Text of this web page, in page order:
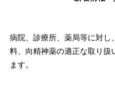
病院、診療所、薬局等に対し
料、向精神薬の適正な取り扱
ます。